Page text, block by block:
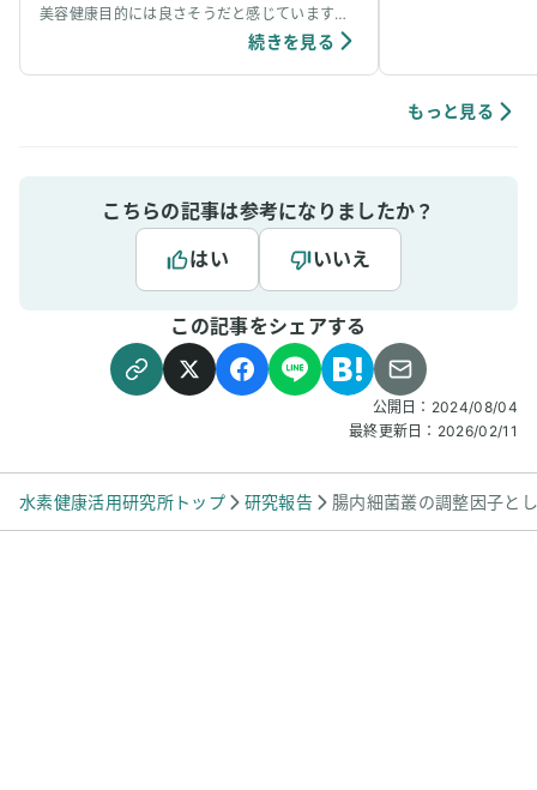
美容健康目的には良さそうだと感じています。
個人の感想ではありますが、吸入中は、脳波が
続きを見る
もっと見る
こちらの記事は参考になりましたか？
はい
いいえ
この記事をシェアする
公開日： 2024/08/04
最終更新日： 2026/02/11
水素健康活用研究所トップ 研究報告 腸内細菌叢の調整因子と